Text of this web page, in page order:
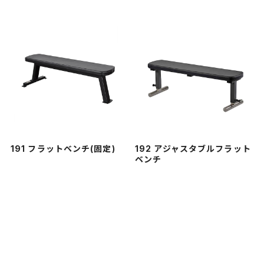
191 フラットベンチ(固定)
192 アジャスタブルフラット
ベンチ